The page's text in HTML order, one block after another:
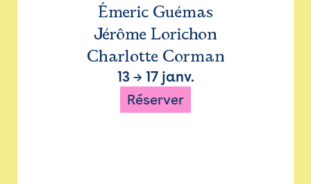
Émeric Guémas
Jérôme Lorichon
Charlotte Corman
13→ 17 janv.
Réserver